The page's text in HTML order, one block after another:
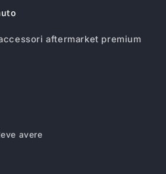
aftermarket premium
avere